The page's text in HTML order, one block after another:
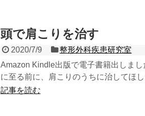
頭で肩こりを治す
2020/7/9
整形外科疾患研究室
Amazon Kindle出版で電子書籍出しま
に至る前に、肩こりのうちに治してほ
記事を読む